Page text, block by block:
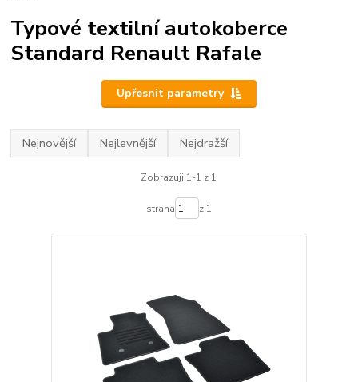
Typové textilní autokoberce
Standard Renault Rafale
Upřesnit parametry
Nejnovější Nejlevnější Nejdražší
Zobrazuji 1-1 z 1
strana z 1